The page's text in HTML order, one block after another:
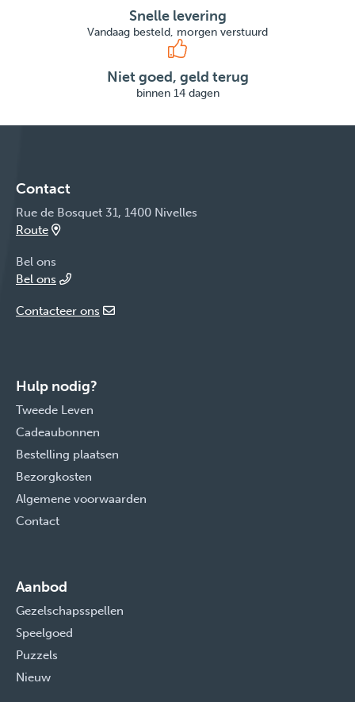
Snelle levering
Vandaag besteld, morgen verstuurd
Niet goed, geld terug
binnen 14 dagen
Contact
Rue de Bosquet 31, 1400 Nivelles
Route
Bel ons
Bel ons
Contacteer ons
Hulp nodig?
Tweede Leven
Cadeaubonnen
Bestelling plaatsen
Bezorgkosten
Algemene voorwaarden
Contact
Aanbod
Gezelschapsspellen
Speelgoed
Puzzels
Nieuw